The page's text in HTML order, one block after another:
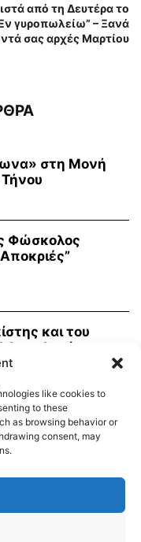
από τη Δευτέρα το
γυροπωλείω” – Ξανά
σας αρχές Μαρτίου
στη Μονή
Φώσκολος
και του
εκκλησίες και
like cookies to
to these
as browsing behavior or
consent, may